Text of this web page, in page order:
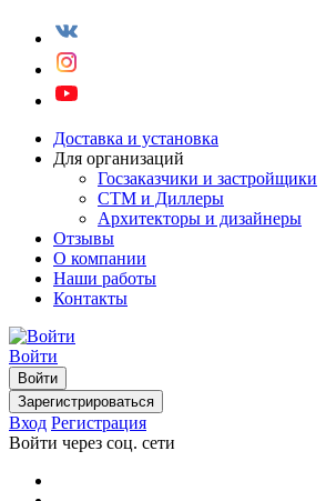
Доставка и установка
Для организаций
Госзаказчики и застройщики
СТМ и Диллеры
Архитекторы и дизайнеры
Отзывы
О компании
Наши работы
Контакты
Войти
Войти
Зарегистрироваться
Вход Регистрация
Войти через соц. сети